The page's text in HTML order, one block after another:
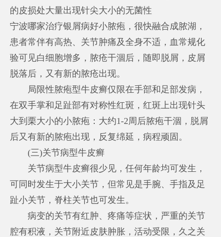
的皮损处大量出现针尖大小的无菌性
宁波哪家治疗银屑病好小脓疱，很快融合成脓湖，
患者常伴有高热、关节肿痛及全身不适，血常规化
验可见白细胞增多，脓疮干涸后，随即脱屑，皮屑
脱落后，又有新的脓疮出现。
局限性脓疱型牛皮癣仅限在手部和足部发病，
在双手掌和足趾部有对称性红斑，红斑上出现针头
大到栗大小的小脓疱：大约1-2周后脓疱干涸，脱屑
后又有新的脓疱出现，反复绵延，病程顽固。
(三)关节病型牛皮癣
关节病型牛皮癣很少见，任何年龄均可发生，
可同时发生于大小关节，但常见是手腕、手指及足
趾小关节，脊柱关节也可发生。
病变的关节有红肿、疼痛等症状，严重的关节
腔有积液，关节附近皮肤肿胀，活动受限，久之关